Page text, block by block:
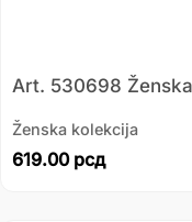
Art. 530698
Ženska kolekcija
619.00 рсд